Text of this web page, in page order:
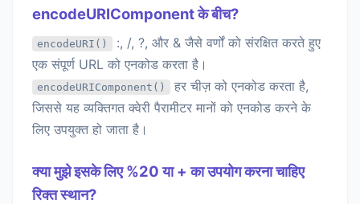
encodeURIComponent के बीच?
encodeURI()
:, /, ?, और & जैसे वर्णों को संरक्षित करते हुए
एक संपूर्ण URL को एनकोड करता है।
encodeURIComponent()
हर चीज़ को एनकोड करता है,
जिससे यह व्यक्तिगत क्वेरी पैरामीटर मानों को एनकोड करने के
लिए उपयुक्त हो जाता है।
क्या मुझे इसके लिए %20 या + का उपयोग करना चाहिए
रिक्त स्थान?